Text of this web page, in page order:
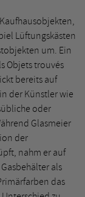
Lüftungskästen
um. Ein
Objets trouvés
bereits auf
der Künstler wie
oder
Glasmeier
der
nahm er auf
als
das